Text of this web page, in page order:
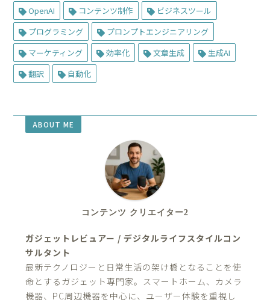
OpenAI
コンテンツ制作
ビジネスツール
プログラミング
プロンプトエンジニアリング
マーケティング
効率化 文章生成
生成AI
翻訳
自動化
ABOUT ME
コンテンツ クリエイター2
ガジェットレビュアー / デジタルライフスタイルコン
サルタント
最新テクノロジーと日常生活の架け橋となることを使
命とするガジェット専門家。スマートホーム、カメラ
機器、PC周辺機器を中心に、ユーザー体験を重視し